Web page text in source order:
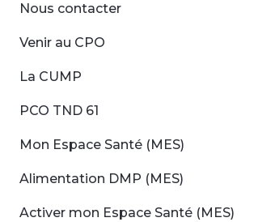
Nous contacter
Venir au CPO
La CUMP
PCO TND 61
Mon Espace Santé (MES)
Alimentation DMP (MES)
Activer mon Espace Santé (MES)